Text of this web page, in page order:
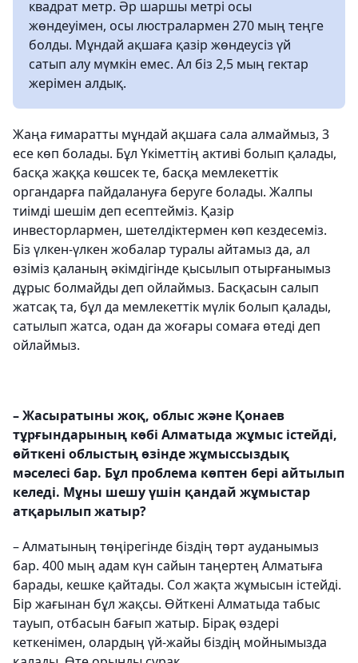
квадрат метр. Әр шаршы метрі осы
жөндеуімен, осы люстралармен 270 мың теңге
болды. Мұндай ақшаға қазір жөндеусіз үй
сатып алу мүмкін емес. Ал біз 2,5 мың гектар
жерімен алдық.
Жаңа ғимаратты мұндай ақшаға сала алмаймыз, 3
есе көп болады. Бұл Үкіметтің активі болып қалады,
басқа жаққа көшсек те, басқа мемлекеттік
органдарға пайдалануға беруге болады. Жалпы
тиімді шешім деп есептейміз. Қазір
инвесторлармен, шетелдіктермен көп кездесеміз.
Біз үлкен-үлкен жобалар туралы айтамыз да, ал
өзіміз қаланың әкімдігінде қысылып отырғанымыз
дұрыс болмайды деп ойлаймыз. Басқасын салып
жатсақ та, бұл да мемлекеттік мүлік болып қалады,
сатылып жатса, одан да жоғары сомаға өтеді деп
ойлаймыз.
– Жасыратыны жоқ, облыс және Қонаев
тұрғындарының көбі Алматыда жұмыс істейді,
өйткені облыстың өзінде жұмыссыздық
мәселесі бар. Бұл проблема көптен бері айтылып
келеді. Мұны шешу үшін қандай жұмыстар
атқарылып жатыр?
– Алматының төңірегінде біздің төрт ауданымыз
бар. 400 мың адам күн сайын таңертең Алматыға
барады, кешке қайтады. Сол жақта жұмысын істейді.
Бір жағынан бұл жақсы. Өйткені Алматыда табыс
тауып, отбасын бағып жатыр. Бірақ өздері
кеткенімен, олардың үй-жайы біздің мойнымызда